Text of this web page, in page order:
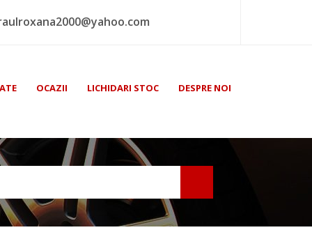
OCAZII LICHIDARI STOC DESPRE NOI